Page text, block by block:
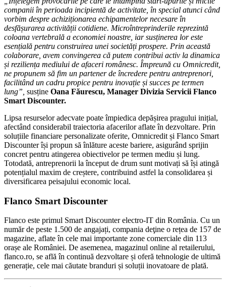
companii în perioada incipientă de activitate, în special atunci când
vorbim despre achiziționarea echipamentelor necesare în
desfășurarea activității cotidiene. Microîntreprinderile reprezintă
coloana vertebrală a economiei noastre, iar susținerea lor este
esențială pentru construirea unei societăți prospere. Prin această
colaborare, avem convingerea că putem contribui activ la dinamica
și reziliența mediului de afaceri românesc. Împreună cu Omnicredit,
ne propunem să fim un partener de încredere pentru antreprenori,
facilitând un cadru propice pentru inovație și succes pe termen
lung”, susține Oana Făurescu, Manager Divizia Servicii Flanco
Smart Discounter.
Lipsa resurselor adecvate poate împiedica depășirea pragului inițial,
afectând considerabil traiectoria afacerilor aflate în dezvoltare. Prin
soluțiile financiare personalizate oferite, Omnicredit și Flanco Smart
Discounter își propun să înlăture aceste bariere, asigurând sprijin
concret pentru atingerea obiectivelor pe termen mediu și lung.
Totodată, antreprenorii la început de drum sunt motivați să își atingă
potențialul maxim de creștere, contribuind astfel la consolidarea și
diversificarea peisajului economic local.
Flanco Smart Discounter
Flanco este primul Smart Discounter electro-IT din România. Cu un
număr de peste 1.500 de angajați, compania deţine o rețea de 157 de
magazine, aflate în cele mai importante zone comerciale din 113
orașe ale României. De asemenea, magazinul online al retailerului,
flanco.ro, se află în continuă dezvoltare și oferă tehnologie de ultimă
generație, cele mai căutate branduri și soluții inovatoare de plată.